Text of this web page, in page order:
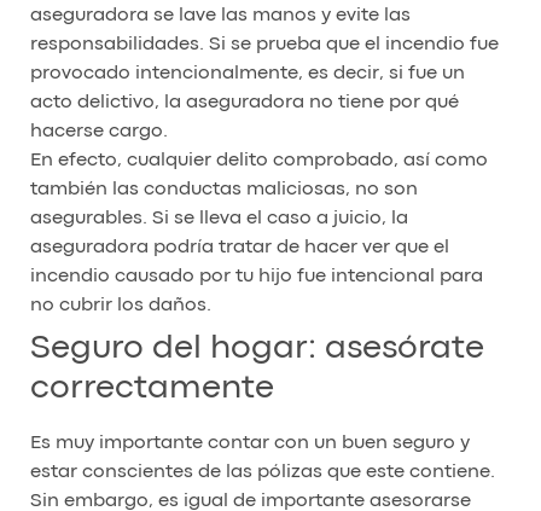
aseguradora se lave las manos y evite las
responsabilidades. Si se prueba que el incendio fue
provocado intencionalmente, es decir, si fue un
acto delictivo, la aseguradora no tiene por qué
hacerse cargo.
En efecto, cualquier delito comprobado, así como
también las conductas maliciosas, no son
asegurables. Si se lleva el caso a juicio, la
aseguradora podría tratar de hacer ver que el
incendio causado por tu hijo fue intencional para
no cubrir los daños.
Seguro del hogar: asesórate
correctamente
Es muy importante contar con un buen seguro y
estar conscientes de las pólizas que este contiene.
Sin embargo, es igual de importante asesorarse